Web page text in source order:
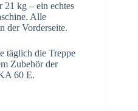
21 kg – ein echtes
Alle
der Vorderseite.
täglich die Treppe
Zubehör der
60 E.